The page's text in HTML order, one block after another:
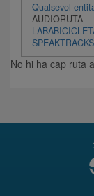
Qualsevol
AUDIORUTA
SPEAKTRACKS
No hi ha cap ruta